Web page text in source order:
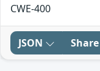
CWE-400
JSON Share